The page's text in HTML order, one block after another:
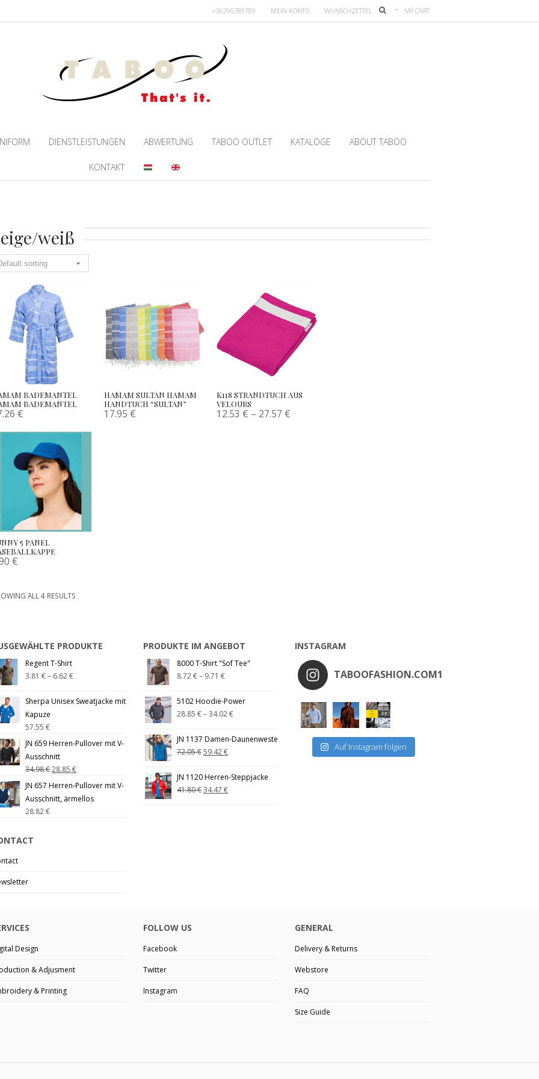
MY CART
+36205789789 MEIN KONTO WUNSCHZETTEL
DIENSTLEISTUNGEN ABWERTUNG TABOO OUTLET KATALOGE ABOUT TABOO
KONTAKT
weiß
BADEMANTEL
BADEMANTEL
€
HAMAM SULTAN HAMAM
HANDTUCH “SULTAN”
17.95 €
K118 STRANDTUCH AUS
VELOURS
12.53 € – 27.57 €
5 PANEL
€
ALL 4 RESULTS
PRODUKTE
Regent T-Shirt
3.81 €– 6.62€
Sherpa Unisex Sweatjacke mit
Kapuze
57.55 €
JN 659 Herren-Pullover mit V-
Ausschnitt
34.98€28.85 €
JN 657 Herren-Pullover mit V-
Ausschnitt, ärmellos
28.82€
PRODUKTE IM ANGEBOT
8000 T-Shirt "Sof Tee"
8.72€– 9.71 €
5102 Hoodie-Power
28.85 €–34.02€
JN 1137 Damen-Daunenweste
72.05€59.42€
JN 1120 Herren-Steppjacke
41.80€34.47 €
INSTAGRAM
TABOOFASHION.COM1
Auf Instagram folgen
Design
& Adjusment
& Printing
FOLLOW US
Facebook
Twitter
Instagram
GENERAL
Delivery & Returns
Webstore
FAQ
Size Guide